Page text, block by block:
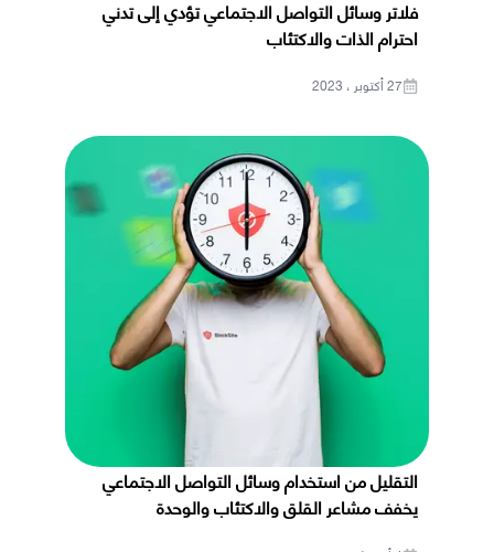
فلاتر وسائل التواصل الاجتماعي تؤدي إلى تدني
احترام الذات والاكتئاب
27 أكتوبر ، 2023
التقليل من استخدام وسائل التواصل الاجتماعي
يخفف مشاعر القلق والاكتئاب والوحدة